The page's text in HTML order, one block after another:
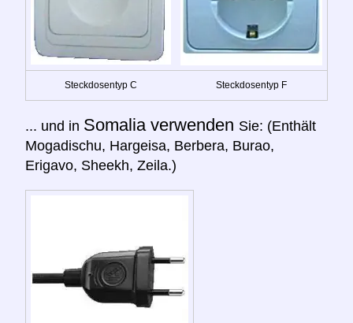
Steckdosentyp C Steckdosentyp F
... und in Somalia verwenden Sie: (Enthält
Mogadischu, Hargeisa, Berbera, Burao,
Erigavo, Sheekh, Zeila.)